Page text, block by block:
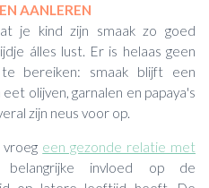
AANLEREN
je kind zijn smaak zo goed
álles lust. Er is helaas geen
bereiken: smaak blijft een
olijven, garnalen en papaya's
zijn neus voor op.
een gezonde relatie met
invloed op de